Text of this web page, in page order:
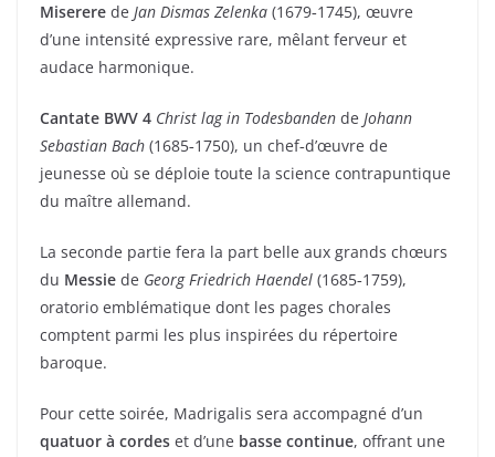
Miserere de Jan Dismas Zelenka (1679‑1745), œuvre
d’une intensité expressive rare, mêlant ferveur et
audace harmonique.
Cantate BWV 4 Christ lag in Todesbanden de Johann
Sebastian Bach (1685‑1750), un chef‑d’œuvre de
jeunesse où se déploie toute la science contrapuntique
du maître allemand.
La seconde partie fera la part belle aux grands chœurs
du Messie de Georg Friedrich Haendel (1685‑1759),
oratorio emblématique dont les pages chorales
comptent parmi les plus inspirées du répertoire
baroque.
Pour cette soirée, Madrigalis sera accompagné d’un
quatuor à cordes et d’une basse continue, offrant une